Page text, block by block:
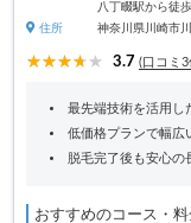
八丁畷駅から徒
住所
神奈川県川崎市
3.7 (口コミ3
最先端技術を活用し
低価格プランで幅広
脱毛完了後も安心の
おすすめのコース・